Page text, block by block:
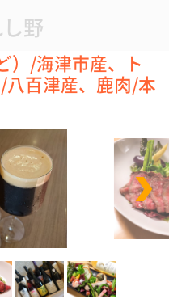
野
）/海津市産、ト
八百津産、鹿肉/本